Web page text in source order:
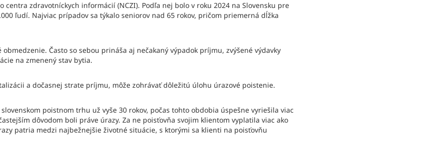
centra zdravotníckych informácií (NCZI). Podľa nej bolo v roku 2024 na Slovensku pre
ľudí. Najviac prípadov sa týkalo seniorov nad 65 rokov, pričom priemerná dĺžka
Často so sebou prináša aj nečakaný výpadok príjmu, zvýšené výdavky
na zmenený stav bytia.
a dočasnej strate príjmu, môže zohrávať dôležitú úlohu úrazové poistenie.
poistnom trhu už vyše 30 rokov, počas tohto obdobia úspešne vyriešila viac
dôvodom boli práve úrazy. Za ne poisťovňa svojim klientom vyplatila viac ako
patria medzi najbežnejšie životné situácie, s ktorými sa klienti na poisťovňu